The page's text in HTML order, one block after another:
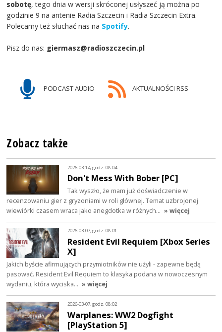
sobotę, tego dnia w wersji skróconej usłyszeć ją można po
godzinie 9 na antenie Radia Szczecin i Radia Szczecin Extra.
Polecamy też słuchać nas na Spotify.
Pisz do nas: giermasz@radioszczecin.pl
PODCAST AUDIO AKTUALNOŚCI RSS
Zobacz także
2026-03-14, godz. 08:04
Don't Mess With Bober [PC]
Tak wyszło, że mam już doświadczenie w
recenzowaniu gier z gryzoniami w roli głównej. Temat uzbrojonej
wiewiórki czasem wraca jako anegdotka w różnych… » więcej
2026-03-07, godz. 08:01
Resident Evil Requiem [Xbox Series
X]
Jakich byście afirmujących przymiotników nie użyli - zapewne będą
pasować. Resident Evil Requiem to klasyka podana w nowoczesnym
wydaniu, która wyciska… » więcej
2026-03-07, godz. 08:02
Warplanes: WW2 Dogfight
[PlayStation 5]